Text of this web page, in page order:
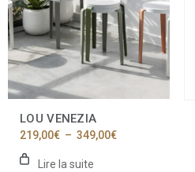
LOU VENEZIA
219,00€ – 349,00€Plage
Lire la suite